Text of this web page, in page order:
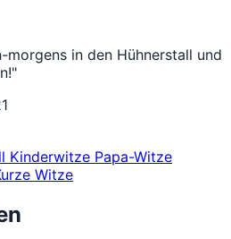
morgens in den Hühnerstall und
Kinderwitze Papa-Witze
Witze